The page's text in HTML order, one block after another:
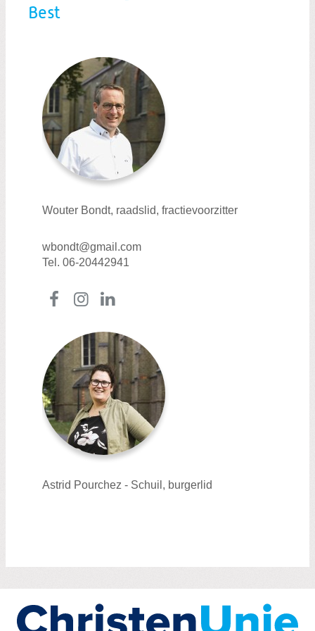
Best
Wouter Bondt, raadslid, fractievoorzitter
wbondt@gmail.com
Tel. 06-20442941
FacebookInstagram
Astrid Pourchez - Schuil, burgerlid